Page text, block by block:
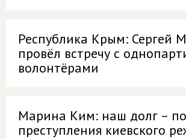
Республика Крым: Сергей
провёл встречу с
волонтёрами
Марина Ким: наш долг –
преступления киевского